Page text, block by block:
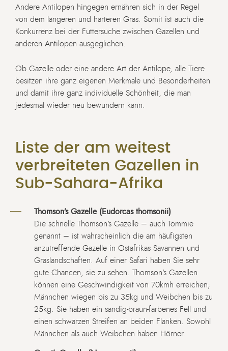
Andere Antilopen hingegen ernähren sich in der Regel
von dem längeren und härteren Gras. Somit ist auch die
Konkurrenz bei der Futtersuche zwischen Gazellen und
anderen Antilopen ausgeglichen.
Ob Gazelle oder eine andere Art der Antilope, alle Tiere
besitzen ihre ganz eigenen Merkmale und Besonderheiten
und damit ihre ganz individuelle Schönheit, die man
jedesmal wieder neu bewundern kann.
Liste der am weitest
verbreiteten Gazellen in
Sub-Sahara-Afrika
Thomson’s Gazelle (Eudorcas thomsonii)
Die schnelle Thomson’s Gazelle – auch Tommie
genannt – ist wahrscheinlich die am häufigsten
anzutreffende Gazelle in Ostafrikas Savannen und
Graslandschaften. Auf einer Safari haben Sie sehr
gute Chancen, sie zu sehen. Thomson’s Gazellen
können eine Geschwindigkeit von 70kmh erreichen;
Männchen wiegen bis zu 35kg und Weibchen bis zu
25kg. Sie haben ein sandig-braun-farbenes Fell und
einen schwarzen Streifen an beiden Flanken. Sowohl
Männchen als auch Weibchen haben Hörner.